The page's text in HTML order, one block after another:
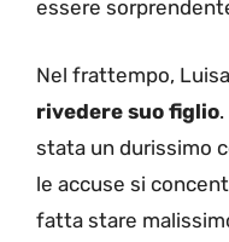
essere
Nel frattempo,
rivedere suo figlio
stata un durissimo
le accuse si
fatta stare